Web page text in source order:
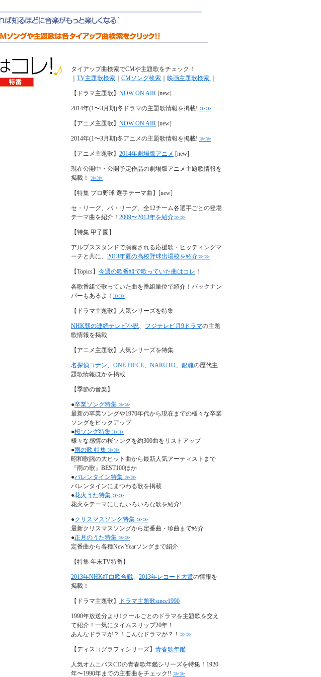
タイアップ曲検索でCMや主題歌をチェック！
TV主題歌検索 CMソング検索 映画主題歌検索
【ドラマ主題歌】 NOW ON AIR [new]
2014年(1〜3月期)冬ドラマの主題歌情報を掲載! ≫≫
【アニメ主題歌】 NOW ON AIR [new]
2014年(1〜3月期)冬アニメの主題歌情報を掲載! ≫≫
【アニメ主題歌】 2014年劇場版アニメ [new]
現在公開中・公開予定作品の劇場版アニメ主題歌情報を
掲載！ ≫≫
【特集 プロ野球 選手テーマ曲】 [new]
セ・リーグ、パ・リーグ、全12チーム各選手ごとの登場
テーマ曲を紹介！ 2009〜2013年を紹介≫≫
【特集 甲子園】
アルプススタンドで演奏される応援歌・ヒッティングマ
ーチと共に、 2013年夏の高校野球出場校を紹介≫≫
【Topics】 今週の歌番組で歌っていた曲はコレ ！
各歌番組で歌っていた曲を番組単位で紹介！バックナン
バーもあるよ！ ≫≫
【ドラマ主題歌】人気シリーズを特集
NHK朝の連続テレビ小説、 フジテレビ月9ドラマの主題
歌情報を掲載
【アニメ主題歌】人気シリーズを特集
名探偵コナン、 ONE PIECE、 NARUTO、 銀魂の歴代主
題歌情報ほかを掲載
【季節の音楽】
●卒業ソング特集 ≫≫
最新の卒業ソングや1970年代から現在までの様々な卒業
ソングをピックアップ
●桜ソング特集 ≫≫
様々な感情の桜ソングを約300曲をリストアップ
●雨の歌 特集 ≫≫
昭和歌謡の大ヒット曲から最新人気アーティストまで
『雨の歌』BEST100ほか
●バレンタイン特集 ≫≫
バレンタインにまつわる歌を掲載
●花火うた特集 ≫≫
花火をテーマにしたいろいろな歌を紹介!
●クリスマスソング特集 ≫≫
最新クリスマスソングから定番曲・珍曲まで紹介
●正月のうた特集 ≫≫
定番曲から各種NewYearソングまで紹介
【特集 年末TV特番】
2013年NHK紅白歌合戦、 2013年レコード大賞の情報を
掲載！
【ドラマ主題歌】 ドラマ主題歌since1990
1990年放送分より1クールごとのドラマを主題歌を交え
て紹介！一気にタイムスリップ20年！
あんなドラマが？！こんなドラマが？！ ≫≫
【ディスコグラフィシリーズ】 青春歌年鑑
人気オムニバスCDの青春歌年鑑シリーズを特集！1920
年〜1990年までの主要曲をチェック!! ≫≫